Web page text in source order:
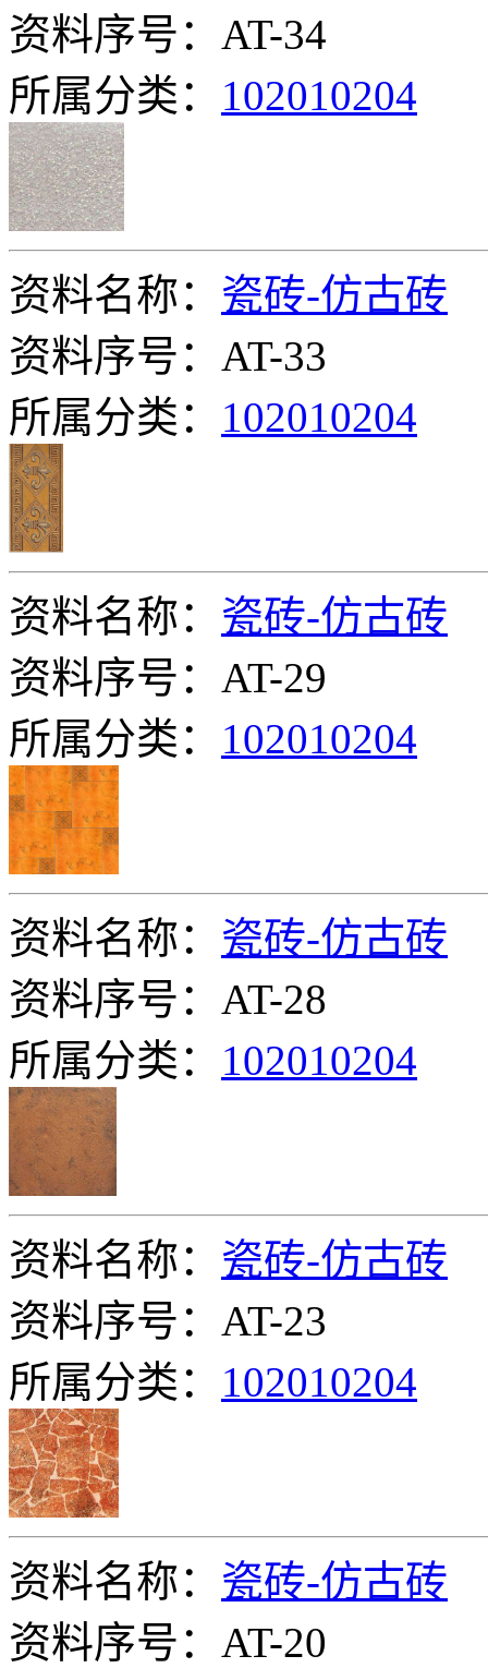
资料序号：AT-34
所属分类： 102010204
资料名称： 瓷砖-仿古砖
资料序号：AT-33
所属分类： 102010204
资料名称： 瓷砖-仿古砖
资料序号：AT-29
所属分类： 102010204
资料名称： 瓷砖-仿古砖
资料序号：AT-28
所属分类： 102010204
资料名称： 瓷砖-仿古砖
资料序号：AT-23
所属分类： 102010204
资料名称： 瓷砖-仿古砖
资料序号：AT-20